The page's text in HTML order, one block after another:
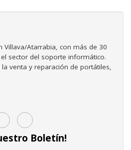
Villava/Atarrabia, con más de 30
sector del soporte informático.
venta y reparación de portátiles,
Boletín!